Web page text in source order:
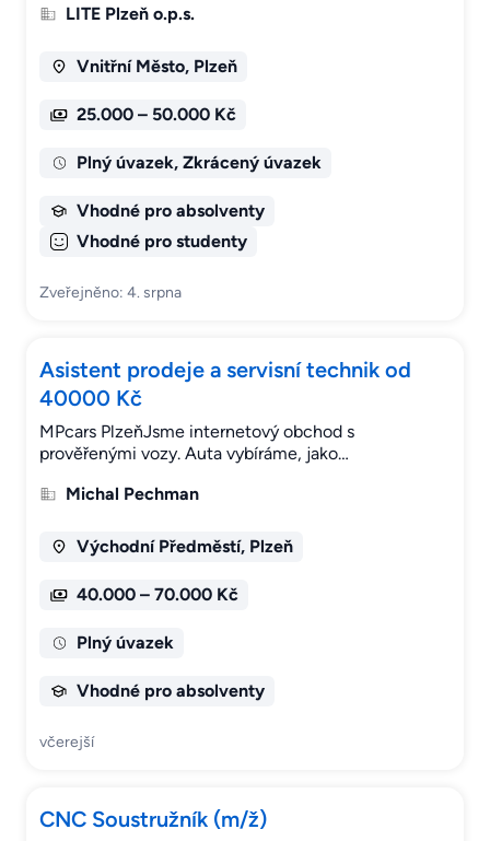
LITE Plzeň o.p.s.
Vnitřní Město, Plzeň
25.000 – 50.000 Kč
Plný úvazek, Zkrácený úvazek
Vhodné pro absolventy
Vhodné pro studenty
Zveřejněno: 4. srpna
Asistent prodeje a servisní technik od
40000 Kč
MPcars PlzeňJsme internetový obchod s
prověřenými vozy. Auta vybíráme, jako…
Michal Pechman
Východní Předměstí, Plzeň
40.000 – 70.000 Kč
Plný úvazek
Vhodné pro absolventy
včerejší
CNC Soustružník (m/ž)